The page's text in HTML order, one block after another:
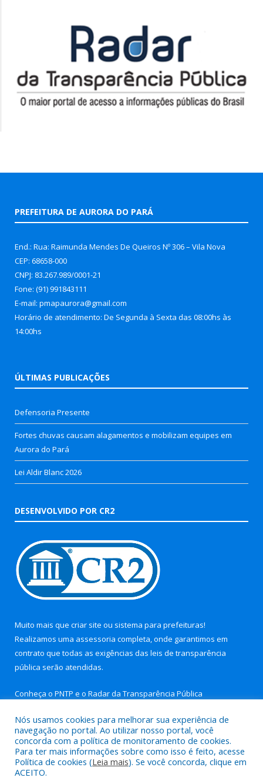
PREFEITURA DE AURORA DO PARÁ
End.: Rua: Raimunda Mendes De Queiros Nº 306 – Vila Nova
CEP: 68658-000
CNPJ: 83.267.989/0001-21
Fone: (91) 991843111
E-mail: pmapaurora@gmail.com
Horário de atendimento: De Segunda à Sexta das 08:00hs às
14:00hs
ÚLTIMAS PUBLICAÇÕES
Defensoria Presente
Fortes chuvas causam alagamentos e mobilizam equipes em
Aurora do Pará
Lei Aldir Blanc 2026
DESENVOLVIDO POR CR2
Muito mais que criar site ou sistema para prefeituras!
Realizamos uma assessoria completa, onde garantimos em
contrato que todas as exigências das leis de transparência
pública serão atendidas.
Conheça o PNTP e o Radar da Transparência Pública
Todos os direitos reservados a Prefeitura Municipal de Aurora
do Pará.
Nós usamos cookies para melhorar sua experiência de
navegação no portal. Ao utilizar nosso portal, você
concorda com a política de monitoramento de cookies.
Para ter mais informações sobre como isso é feito, acesse
Política de cookies (Leia mais). Se você concorda, clique em
ACEITO.